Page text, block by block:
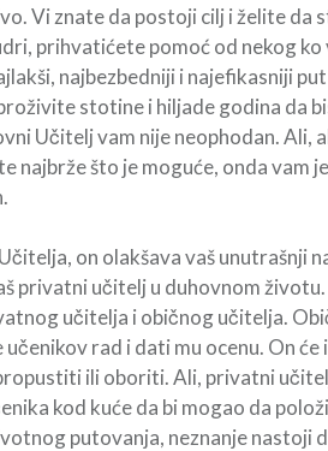
Vi znate da postoji cilj i želite da
prihvatićete pomoć od nekog ko
najbezbedniji i najefikasniji
stotine i hiljade godina da
Učitelj vam nije neophodan. Ali,
najbrže što je moguće, onda vam
on olakšava vaš unutrašnji
privatni učitelj u duhovnom
učitelja i običnog učitelja.
učenikov rad i dati mu ocenu. On
ili oboriti. Ali, privatni
kod kuće da bi mogao da
putovanja, neznanje nastoji